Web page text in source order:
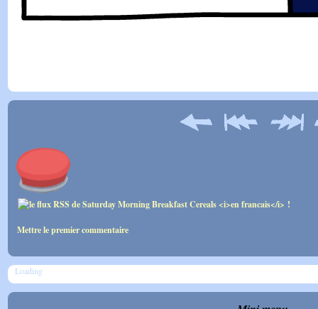
Mettre le premier commentaire
Loading